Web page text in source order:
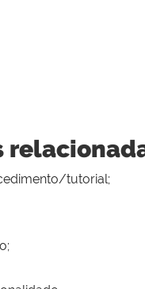
tutorial;